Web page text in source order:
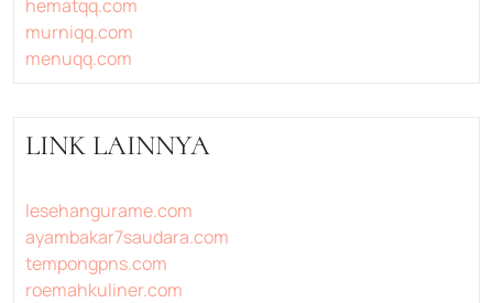
hematqq.com
murniqq.com
menuqq.com
LINK LAINNYA
lesehangurame.com
ayambakar7saudara.com
tempongpns.com
roemahkuliner.com